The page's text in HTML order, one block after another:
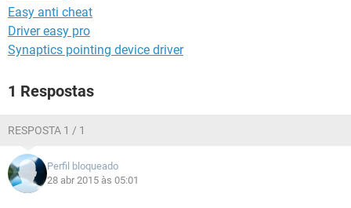
Easy anti cheat
Driver easy pro
Synaptics pointing device driver
1 Respostas
RESPOSTA 1 / 1
Perfil bloqueado
28 abr 2015 às 05:01